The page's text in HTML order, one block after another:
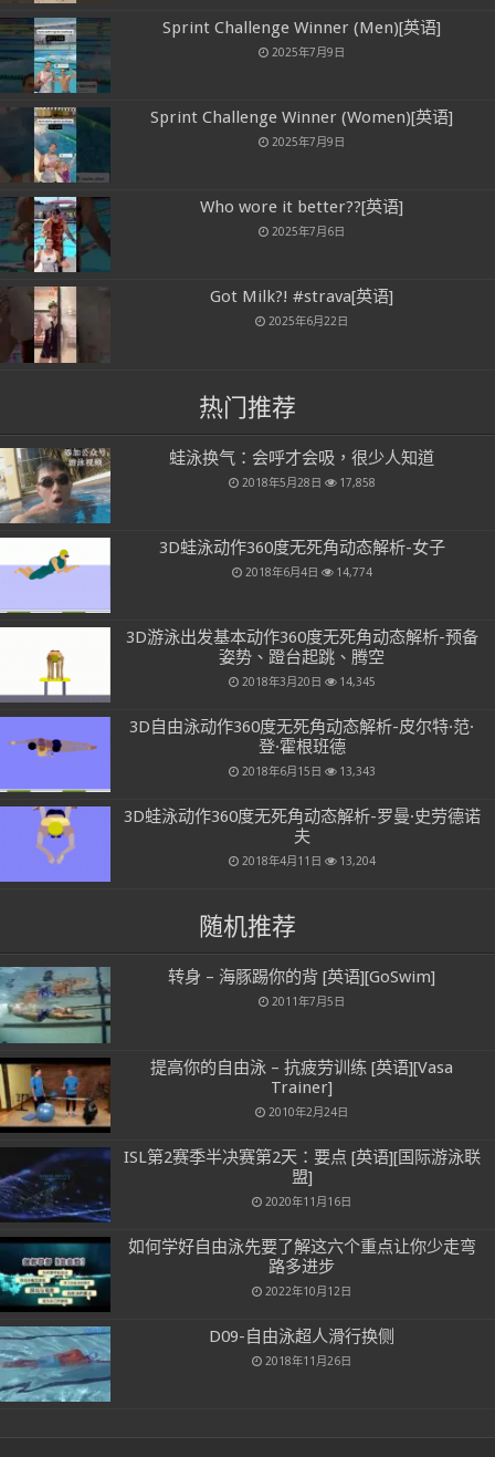
Sprint Challenge Winner (Men)[英语]
2025年7月9日
Sprint Challenge Winner (Women)[英语]
2025年7月9日
Who wore it better??[英语]
2025年7月6日
Got Milk?! #strava[英语]
2025年6月22日
热门推荐
蛙泳换气：会呼才会吸，很少人知道
2018年5月28日 17,858
3D蛙泳动作360度无死角动态解析-女子
2018年6月4日 14,774
3D游泳出发基本动作360度无死角动态解析-预备
姿势、蹬台起跳、腾空
2018年3月20日 14,345
3D自由泳动作360度无死角动态解析-皮尔特·范·
登·霍根班德
2018年6月15日 13,343
3D蛙泳动作360度无死角动态解析-罗曼·史劳德诺
夫
2018年4月11日 13,204
随机推荐
转身 – 海豚踢你的背 [英语][GoSwim]
2011年7月5日
提高你的自由泳 – 抗疲劳训练 [英语][Vasa
Trainer]
2010年2月24日
ISL第2赛季半决赛第2天：要点 [英语][国际游泳联
盟]
2020年11月16日
如何学好自由泳先要了解这六个重点让你少走弯
路多进步
2022年10月12日
D09-自由泳超人滑行换侧
2018年11月26日